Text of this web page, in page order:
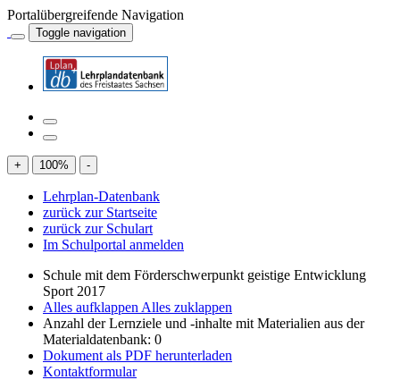
Portalübergreifende Navigation
Toggle navigation
+ 100% -
Lehrplan-Datenbank
zurück zur Startseite
zurück zur Schulart
Im Schulportal anmelden
Schule mit dem Förderschwerpunkt geistige Entwicklung
Sport 2017
Alles aufklappen Alles zuklappen
Anzahl der Lernziele und -inhalte mit Materialien aus der
Materialdatenbank: 0
Dokument als PDF herunterladen
Kontaktformular